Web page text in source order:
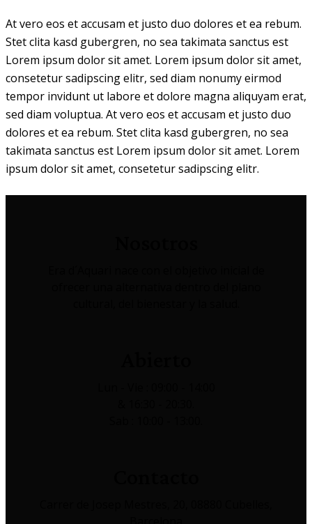
At vero eos et accusam et justo duo dolores et ea rebum.
Stet clita kasd gubergren, no sea takimata sanctus est
Lorem ipsum dolor sit amet. Lorem ipsum dolor sit amet,
consetetur sadipscing elitr, sed diam nonumy eirmod
tempor invidunt ut labore et dolore magna aliquyam erat,
sed diam voluptua. At vero eos et accusam et justo duo
dolores et ea rebum. Stet clita kasd gubergren, no sea
takimata sanctus est Lorem ipsum dolor sit amet. Lorem
ipsum dolor sit amet, consetetur sadipscing elitr.